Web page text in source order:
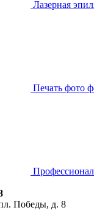
Лазерная
Печать фото
Победы, д. 8